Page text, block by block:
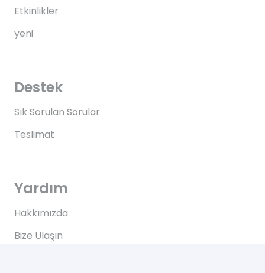
Etkinlikler
yeni
Destek
Sık Sorulan Sorular
Teslimat
Yardım
Hakkımızda
Bize Ulaşın